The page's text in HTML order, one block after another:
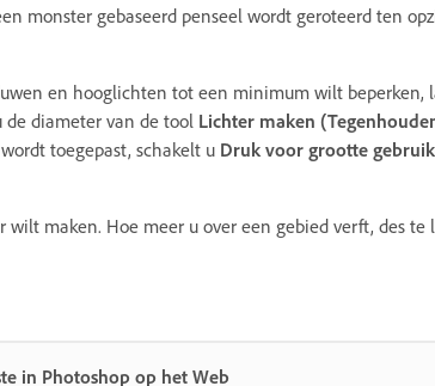
monster gebaseerd penseel wordt geroteerd ten
en hooglichten tot een minimum wilt beperken,
de diameter van de tool Lichter maken
toegepast, schakelt u Druk voor grootte
wilt maken. Hoe meer u over een gebied verft, des
in Photoshop op het Web